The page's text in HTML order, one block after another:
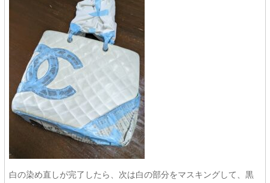
白の染め直しが完了したら、次は白の部分をマスキングして、黒